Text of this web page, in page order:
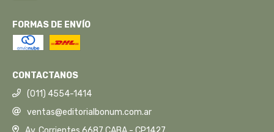
FORMAS DE ENVÍO
CONTACTANOS
(011) 4554-1414
ventas@editorialbonum.com.ar